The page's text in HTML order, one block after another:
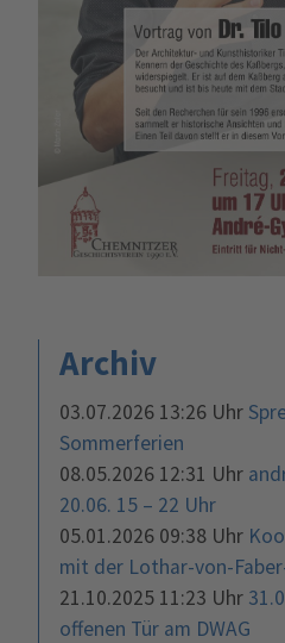
Archiv
03.07.2026 13:26 Uhr
Sommerferien
08.05.2026 12:31 Uhr
20.06. 15 – 22 Uhr
05.01.2026 09:38 Uhr
mit der Lothar-von-
21.10.2025 11:23 Uhr
offenen Tür am DWAG